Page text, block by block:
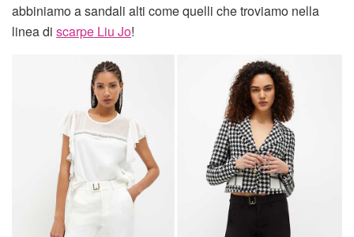
abbiniamo a sandali alti come quelli che troviamo nella
linea di scarpe Liu Jo!